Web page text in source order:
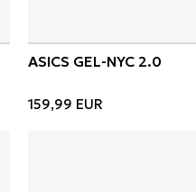
ASICS GEL-NYC 2.0
159,99 EUR